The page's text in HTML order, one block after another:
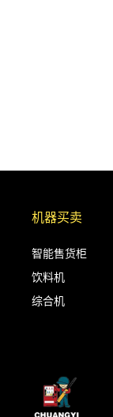
机器买卖
智能售货柜
饮料机
综合机